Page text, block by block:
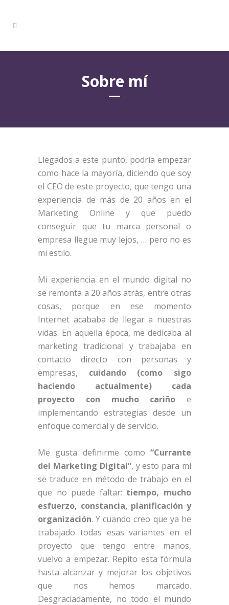
Sobre mí
Llegados a este punto, podría empezar
como hace la mayoría, diciendo que soy
el CEO de este proyecto, que tengo una
experiencia de más de 20 años en el
Marketing Online y que puedo
conseguir que tu marca personal o
empresa llegue muy lejos, … pero no es
mi estilo.
Mi experiencia en el mundo digital no
se remonta a 20 años atrás, entre otras
cosas, porque en ese momento
Internet acababa de llegar a nuestras
vidas. En aquella época, me dedicaba al
marketing tradicional y trabajaba en
contacto directo con personas y
empresas, cuidando (como sigo
haciendo actualmente) cada
proyecto con mucho cariño e
implementando estrategias desde un
enfoque comercial y de servicio.
Me gusta definirme como “Currante
del Marketing Digital”, y esto para mí
se traduce en método de trabajo en el
que no puede faltar: tiempo, mucho
esfuerzo, constancia, planificación y
organización. Y cuando creo que ya he
trabajado todas esas variantes en el
proyecto que tengo entre manos,
vuelvo a empezar. Repito esta fórmula
hasta alcanzar y mejorar los objetivos
que nos hemos marcado.
Desgraciadamente, no todo el mundo